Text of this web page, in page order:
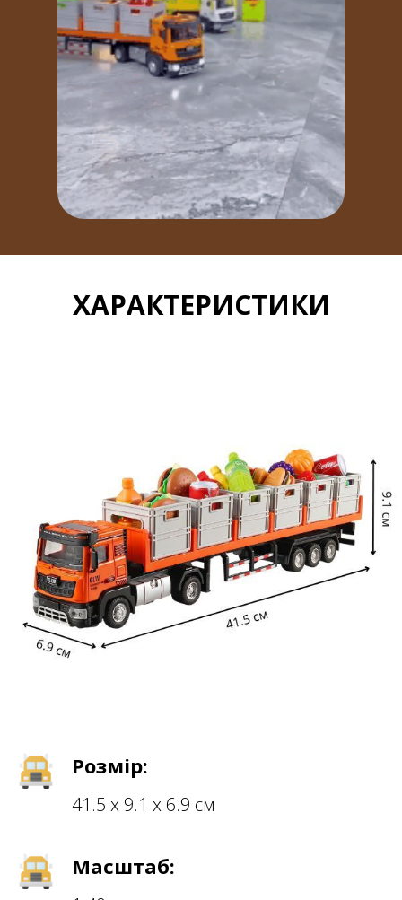
ХАРАКТЕРИСТИКИ
Розмір:
41.5 х 9.1 х 6.9 см
Масштаб: